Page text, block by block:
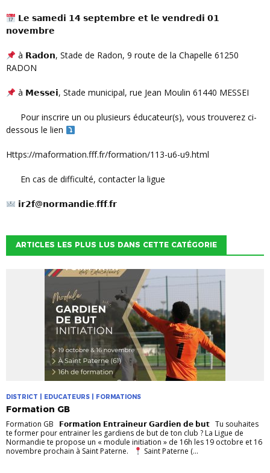
𝗟𝗲 𝘀𝗮𝗺𝗲𝗱𝗶 𝟭𝟰 𝘀𝗲𝗽𝘁𝗲𝗺𝗯𝗿𝗲 𝗲𝘁 𝗹𝗲 𝘃𝗲𝗻𝗱𝗿𝗲𝗱𝗶 𝟬𝟭
𝗻𝗼𝘃𝗲𝗺𝗯𝗿𝗲
à 𝗥𝗮𝗱𝗼𝗻, Stade de Radon, 9 route de la Chapelle 61250
RADON
à 𝗠𝗲𝘀𝘀𝗲𝗶, Stade municipal, rue Jean Moulin 61440 MESSEI
Pour inscrire un ou plusieurs éducateur(s), vous trouverez ci-
dessous le lien
https://maformation.fff.fr/formation/113-u6-u9.html
En cas de difficulté, contacter la ligue
𝗶𝗿𝟮𝗳@𝗻𝗼𝗿𝗺𝗮𝗻𝗱𝗶𝗲.𝗳𝗳𝗳.𝗳𝗿
ARTICLES LES PLUS LUS DANS CETTE CATÉGORIE
DISTRICT | EDUCATEURS | FORMATIONS
Formation GB
Formation GB 𝗙𝗼𝗿𝗺𝗮𝘁𝗶𝗼𝗻 𝗘𝗻𝘁𝗿𝗮𝗶𝗻𝗲𝘂𝗿 𝗚𝗮𝗿𝗱𝗶𝗲𝗻 𝗱𝗲 𝗯𝘂𝘁 Tu souhaites
te former pour entrainer les gardiens de but de ton club ? La Ligue de
Normandie te propose un « module initiation » de 16h les 19 octobre et 16
novembre prochain à Saint Paterne.
Saint Paterne (...